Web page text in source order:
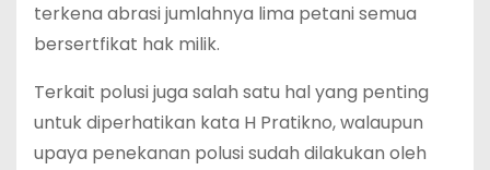
terkena abrasi jumlahnya lima petani semua
bersertfikat hak milik.
Terkait polusi juga salah satu hal yang penting
untuk diperhatikan kata H Pratikno, walaupun
upaya penekanan polusi sudah dilakukan oleh